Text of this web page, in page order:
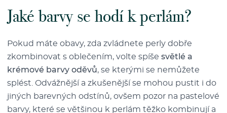
Jaké barvy se hodí k perlám?
Pokud máte obavy, zda zvládnete perly dobře
zkombinovat s oblečením, volte spíše světlé a
krémové barvy oděvů, se kterými se nemůžete
splést. Odvážnější a zkušenější se mohou pustit i do
jiných barevných odstínů, ovšem pozor na pastelové
barvy, které se většinou k perlám těžko kombinují a